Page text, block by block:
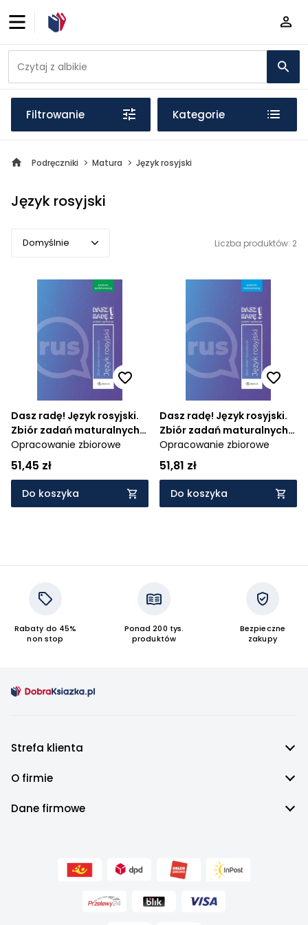
Filtrowanie Kategorie
Podręczniki Matura Język rosyjski
Język rosyjski
Domyślnie
Domyślnie
Cena rosnąco
Cena malejąco
Od najnowszych
Od najstarszych
Liczba produktów: 2
Dasz radę! Język rosyjski.
Zbiór zadań maturalnych,
zakres podstawowy
Opracowanie zbiorowe
51,45 zł
Do koszyka
Dasz radę! Język rosyjski.
Zbiór zadań maturalnych,
zakres rozszerzony
Opracowanie zbiorowe
51,81 zł
Do koszyka
Rabaty do 45%
non stop
Ponad 200 tys.
produktów
Bezpieczne
zakupy
Strefa klienta
O firmie
Dane firmowe